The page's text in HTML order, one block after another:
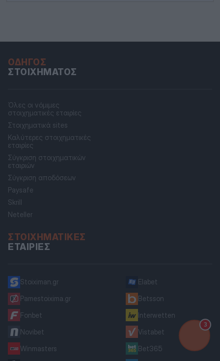
ΟΔΗΓΌΣ
ΣΤΟΙΧΉΜΑΤΟΣ
Όλες οι νόμιμες
στοιχηματικές εταιρίες
Στοιχηματικά sites
Καλύτερες στοιχηματικές
εταιρίες
Σύγκριση στοιχηματικών
εταιριών
Σύγκριση αποδόσεων
Paysafe
Skrill
Neteller
ΣΤΟΙΧΗΜΑΤΙΚΈΣ
ΕΤΑΙΡΊΕΣ
Stoiximan.gr
Pamestoixima.gr
Fonbet
Novibet
Winmasters
Elabet
Betsson
Interwetten
Vistabet
Bet365
3